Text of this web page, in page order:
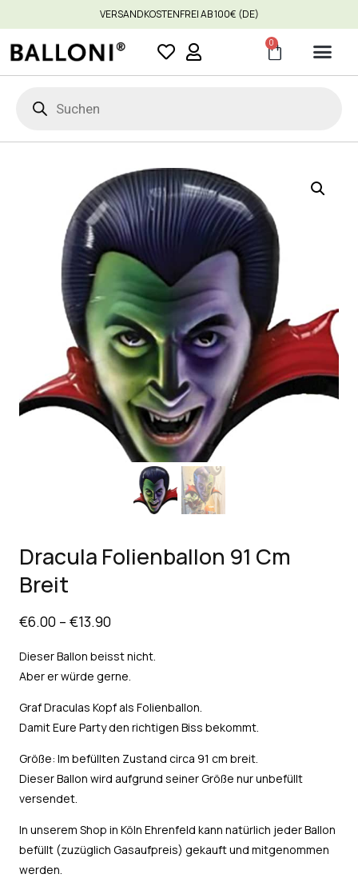
VERSANDKOSTENFREI AB 100€ (DE)
0
Dracula Folienballon 91 Cm
Breit
€6.00 – €13.90
Dieser Ballon beisst nicht.
Aber er würde gerne.
Graf Draculas Kopf als Folienballon.
Damit Eure Party den richtigen Biss bekommt.
Größe: Im befüllten Zustand circa 91 cm breit.
Dieser Ballon wird aufgrund seiner Größe nur unbefüllt
versendet.
In unserem Shop in Köln Ehrenfeld kann natürlich jeder Ballon
befüllt (zuzüglich Gasaufpreis) gekauft und mitgenommen
werden.